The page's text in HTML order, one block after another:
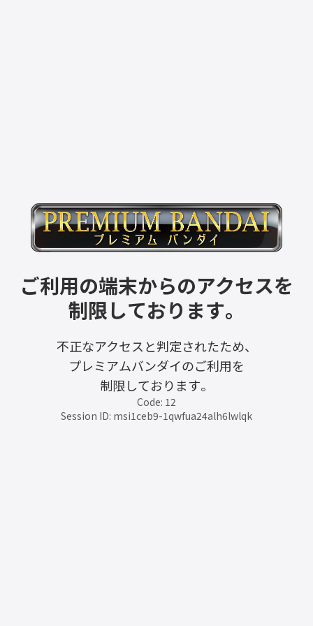
ご利用の端末からのアクセスを
制限しております。
不正なアクセスと判定されたため、
プレミアムバンダイのご利用を
制限しております。
Code: 12
Session ID: msi1ceb9-1qwfua24alh6lwlqk